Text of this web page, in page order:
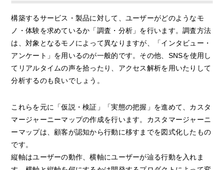
構築するサービス・製品に対して、ユーザーがどのようなモ
ノ・体験を求めているか「調査・分析」を行います。調査方法
は、対象となるモノによって異なりますが、「インタビュー・
アンケート」を用いるのが一般的です。その他、SNSを使用し
てリアルタイムの声を拾ったり、アクセス解析を用いたりして
分析するのも良いでしょう。
これらを元に「仮説・検証」「実態の把握」を進めて、カスタ
マージャーニーマップの作成を行います。カスタマージャーニ
ーマップは、顧客が認知から行動に移すまでを図式化したもの
です。
縦軸はユーザーの動作、横軸にユーザーが辿る行動を入れま